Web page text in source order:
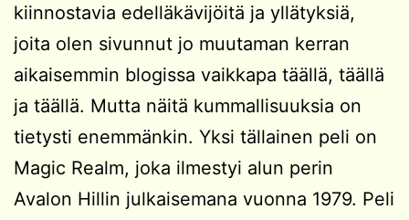
kiinnostavia edelläkävijöitä ja yllätyksiä,
joita olen sivunnut jo muutaman kerran
aikaisemmin blogissa vaikkapa täällä, täällä
ja täällä. Mutta näitä kummallisuuksia on
tietysti enemmänkin. Yksi tällainen peli on
Magic Realm, joka ilmestyi alun perin
Avalon Hillin julkaisemana vuonna 1979. Peli